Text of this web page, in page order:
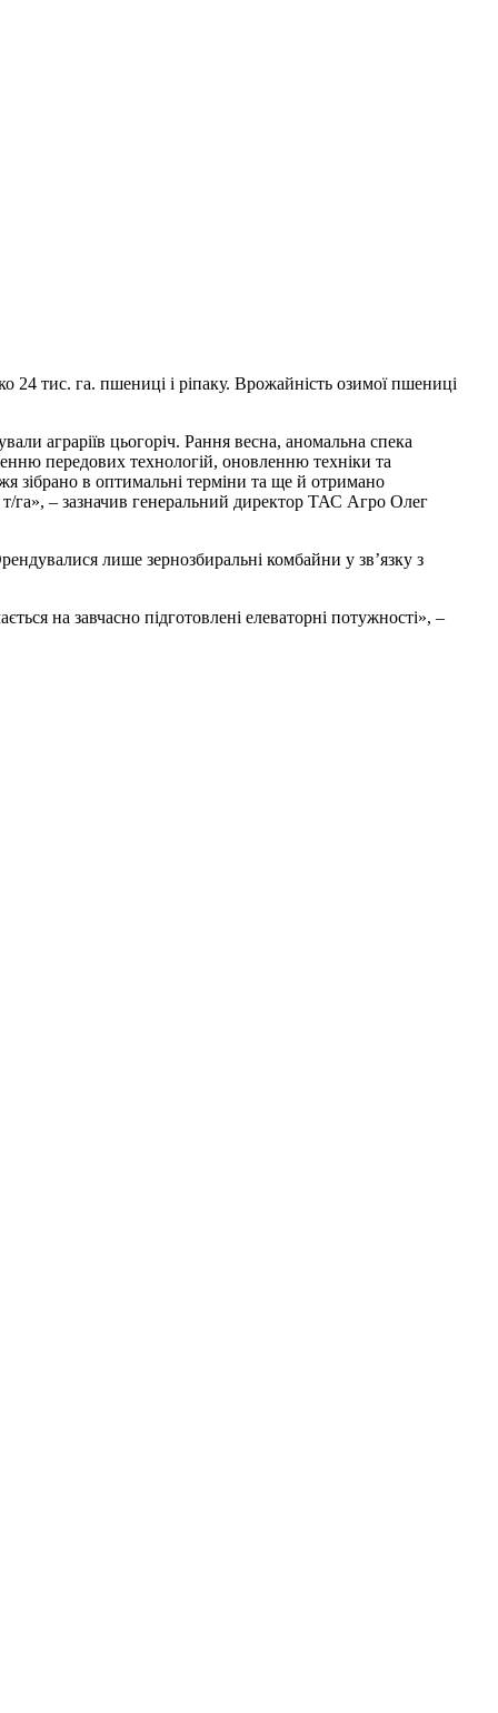
24 тис. га. пшениці і ріпаку. Врожайність озимої пшениці
аграріїв цьогоріч. Рання весна, аномальна спека
передових технологій, оновленню техніки та
зібрано в оптимальні терміни та ще й отримано
т/га», – зазначив генеральний директор ТАС Агро Олег
лише зернозбиральні комбайни у зв’язку з
на завчасно підготовлені елеваторні потужності», –